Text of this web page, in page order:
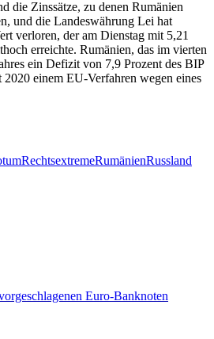
die Zinssätze, zu denen Rumänien
und die Landeswährung Lei hat
verloren, der am Dienstag mit 5,21
erreichte. Rumänien, das im vierten
ein Defizit von 7,9 Prozent des BIP
2020 einem EU-Verfahren wegen eines
RechtsextremeRumänienRussland
Euro-Banknoten